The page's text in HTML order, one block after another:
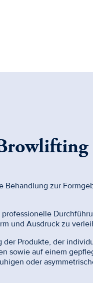
Behandlung zur
und Ausdruck zu
der Produkte, der
sowie auf einem
oder